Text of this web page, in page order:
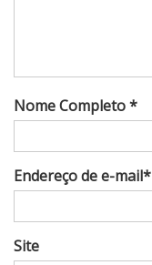
Nome Completo *
Endereço de e-mail*
Site